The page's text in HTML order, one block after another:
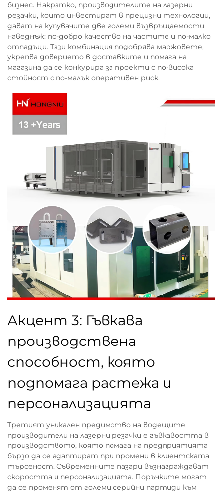
бизнес. Накратко, производителите на лазерни
резачки, които инвестират в прецизни технологии,
дават на купувачите две големи възвръщаемости
наведнъж: по-добро качество на частите и по-малко
отпадъци. Тази комбинация подобрява маржовете,
укрепва доверието в доставките и помага на
магазина да се конкурира за проекти с по-висока
стойност с по-малък оперативен риск.
Акцент 3: Гъвкава
производствена
способност, която
подпомага растежа и
персонализацията
Третият уникален предимство на водещите
производители на лазерни резачки е гъвкавостта в
производството, която помага на предприятията
бързо да се адаптират при промени в клиентската
търсеност. Съвременните пазари възнаграждават
скоростта и персонализацията. Поръчките могат
да се променят от големи серийни партиди към